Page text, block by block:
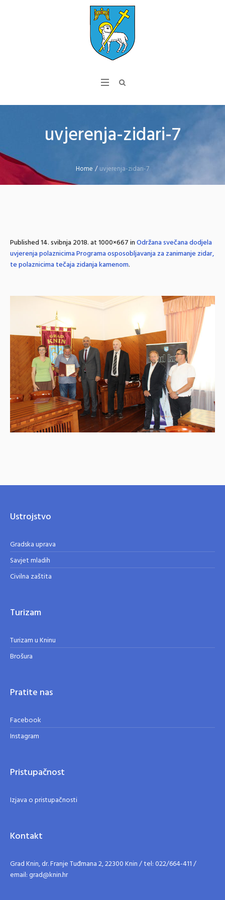
uvjerenja-zidari-7
Home /uvjerenja-zidari-7
Published14. svibnja 2018.at 1000×667 inOdržana svečana dodjela
uvjerenja polaznicima Programa osposobljavanja za zanimanje zidar,
te polaznicima tečaja zidanja kamenom.
Ustrojstvo
Gradska uprava
Savjet mladih
Civilna zaštita
Turizam
Turizam u Kninu
Brošura
Pratite nas
Facebook
Instagram
Pristupačnost
Izjava o pristupačnosti
Kontakt
Grad Knin, dr. Franje Tuđmana 2, 22300 Knin / tel: 022/664-411 /
email: grad@knin.hr